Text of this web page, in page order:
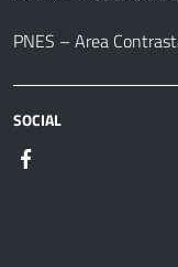
PNES – Area
SOCIAL